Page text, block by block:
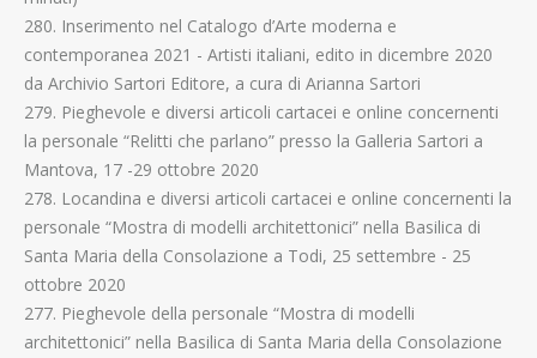
280. Inserimento nel Catalogo d’Arte moderna e
contemporanea 2021 - Artisti italiani, edito in dicembre 2020
da Archivio Sartori Editore, a cura di Arianna Sartori
279. Pieghevole e diversi articoli cartacei e online concernenti
la personale “Relitti che parlano” presso la Galleria Sartori a
Mantova, 17 -29 ottobre 2020
278. Locandina e diversi articoli cartacei e online concernenti la
personale “Mostra di modelli architettonici” nella Basilica di
Santa Maria della Consolazione a Todi, 25 settembre - 25
ottobre 2020
277. Pieghevole della personale “Mostra di modelli
architettonici” nella Basilica di Santa Maria della Consolazione